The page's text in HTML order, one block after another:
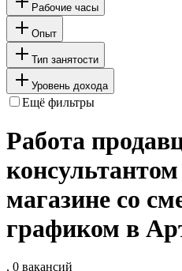
Рабочие часы
Опыт
Тип занятости
Уровень дохода
Ещё фильтры
Работа
магазине со
графиком в
, 0 вакансий